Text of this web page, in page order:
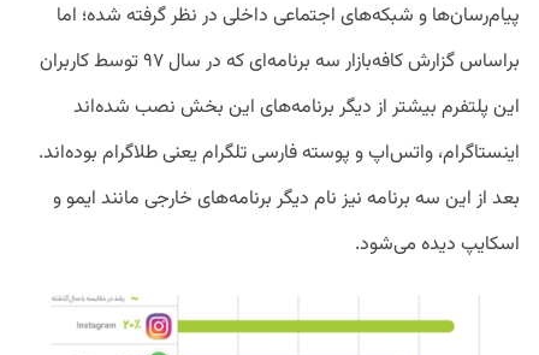
پیام‌رسان‌ها و شبکه‌های اجتماعی داخلی در نظر گرفته شده؛ اما
براساس گزارش کافه‌بازار سه برنامه‌ای که در سال ۹۷ توسط کاربران
این پلتفرم بیشتر از دیگر برنامه‌های این بخش نصب شده‌اند
اینستاگرام، واتس‌اپ و پوسته فارسی تلگرام یعنی طلاگرام بوده‌اند.
بعد از این سه برنامه نیز نام دیگر برنامه‌های خارجی مانند ایمو و
اسکایپ دیده می‌شود.